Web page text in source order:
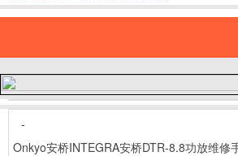
-
Onkyo安桥INTEGRA安桥DTR-8.8功放维修